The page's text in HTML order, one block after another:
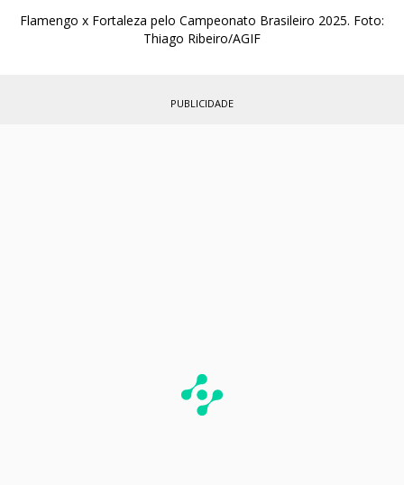
Flamengo x Fortaleza pelo Campeonato Brasileiro 2025. Foto:
Thiago Ribeiro/AGIF
PUBLICIDADE